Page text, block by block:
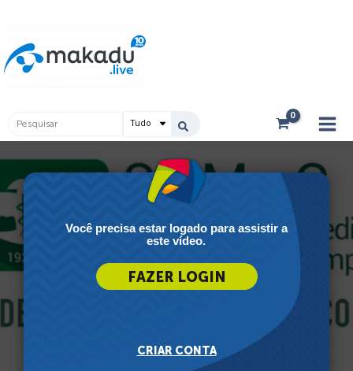
conteúdo
Pesquisar
...
Você precisa estar logado para assistir a
este vídeo.